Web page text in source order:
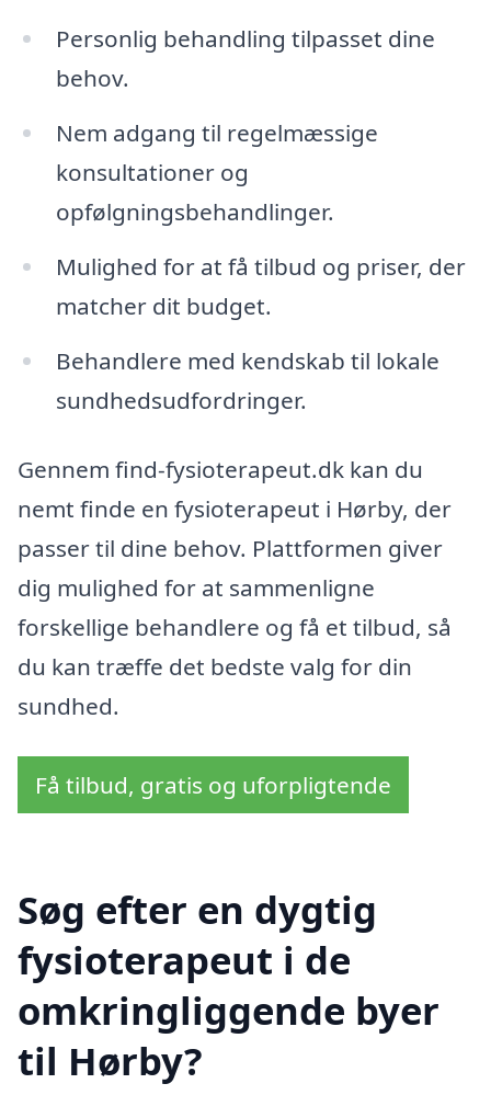
Personlig behandling tilpasset dine
behov.
Nem adgang til regelmæssige
konsultationer og
opfølgningsbehandlinger.
Mulighed for at få tilbud og priser, der
matcher dit budget.
Behandlere med kendskab til lokale
sundhedsudfordringer.
Gennem find-fysioterapeut.dk kan du
nemt finde en fysioterapeut i Hørby, der
passer til dine behov. Plattformen giver
dig mulighed for at sammenligne
forskellige behandlere og få et tilbud, så
du kan træffe det bedste valg for din
sundhed.
Få tilbud, gratis og uforpligtende
Søg efter en dygtig
fysioterapeut i de
omkringliggende byer
til Hørby?